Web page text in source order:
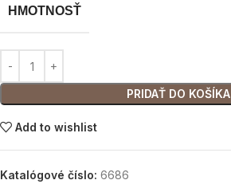
HMOTNOSŤ
PRIDAŤ DO KOŠÍKA
Add to wishlist
Katalógové číslo: 6686